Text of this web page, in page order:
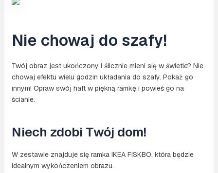
Nie chowaj do szafy!
Twój obraz jest ukończony i ślicznie mieni się w świetle? Nie
chowaj efektu wielu godzin układania do szafy. Pokaż go
innym! Opraw swój haft w piękną ramkę i powieś go na
ścianie.
Niech zdobi Twój dom!
W zestawie znajduje się ramka IKEA FISKBO, która będzie
idealnym wykończeniem obrazu.